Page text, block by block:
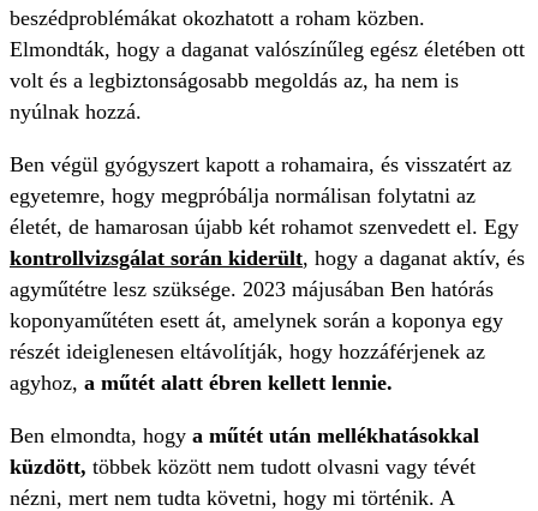
beszédproblémákat okozhatott a roham közben.
Elmondták, hogy a daganat valószínűleg egész életében ott
volt és a legbiztonságosabb megoldás az, ha nem is
nyúlnak hozzá.
Ben végül gyógyszert kapott a rohamaira, és visszatért az
egyetemre, hogy megpróbálja normálisan folytatni az
életét, de hamarosan újabb két rohamot szenvedett el. Egy
kontrollvizsgálat során kiderült, hogy a daganat aktív, és
agyműtétre lesz szüksége. 2023 májusában Ben hatórás
koponyaműtéten esett át, amelynek során a koponya egy
részét ideiglenesen eltávolítják, hogy hozzáférjenek az
agyhoz, a műtét alatt ébren kellett lennie.
Ben elmondta, hogy a műtét után mellékhatásokkal
küzdött, többek között nem tudott olvasni vagy tévét
nézni, mert nem tudta követni, hogy mi történik. A